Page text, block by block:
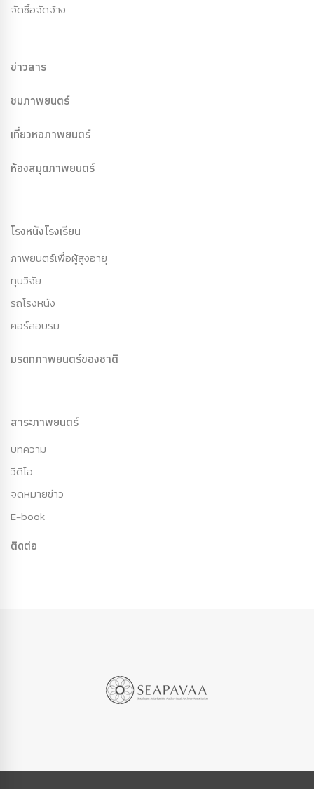
จัดซื้อจัดจ้าง
ข่าวสาร
ชมภาพยนตร์
เที่ยวหอภาพยนตร์
ห้องสมุดภาพยนตร์
โรงหนังโรงเรียน
ภาพยนตร์เพื่อผู้สูงอายุ
ทุนวิจัย
รถโรงหนัง
คอร์สอบรม
มรดกภาพยนตร์ของชาติ
สาระภาพยนตร์
บทความ
วีดีโอ
จดหมายข่าว
E-book
ติดต่อ